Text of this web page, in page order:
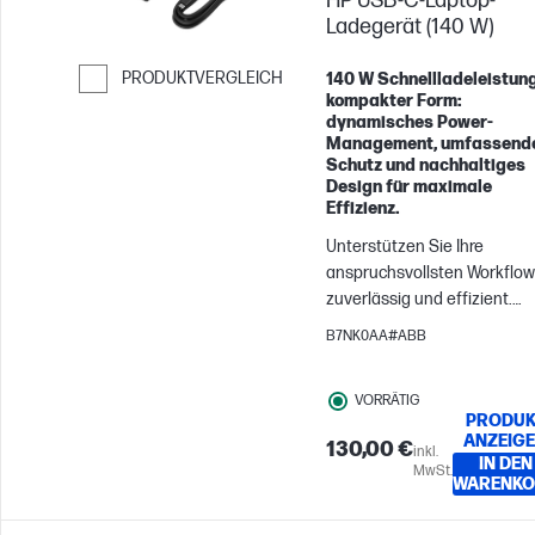
PRODUKTVERGLEICH
Weiter zum Vergleichen
Ladegerät (140 W)
140 W
kompakter Form:
dynamisches Power-
Management,
Schutz und nachhaltiges
Design für maximale
Effizienz.
Unterstützen Sie Ihre
anspruchsvollsten
zuverlässig und effizient.
Dieses durchdachte USB-
140 W[1] wurde mit HP
Laptops[2] getestet, um
sicherzustellen, dass es
täglichen Anforderungen
B7NK0AA#ABB
VORRÄTIG
130,00 €inkl.
MwSt.
IN DEN